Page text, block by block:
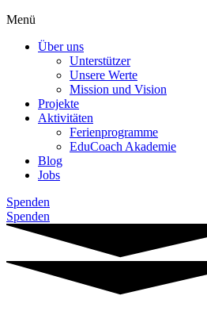
Menü
Über uns
Unterstützer
Unsere Werte
Mission und Vision
Projekte
Aktivitäten
Ferienprogramme
EduCoach Akademie
Blog
Jobs
Spenden
Spenden